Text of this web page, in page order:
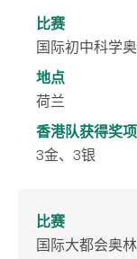
比赛
国际初中科学
地点
荷兰
香港队获得奖项
3金、3银
比赛
国际大都会奥